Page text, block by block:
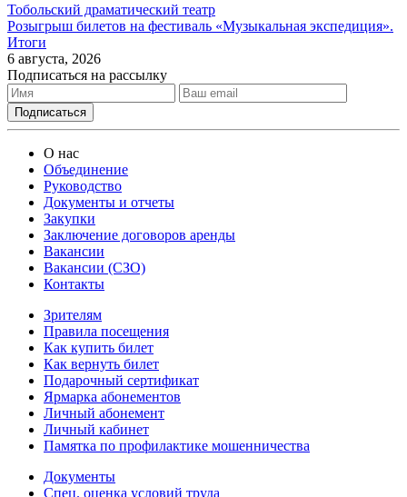
Тобольский драматический театр
Розыгрыш билетов на фестиваль «Музыкальная экспедиция».
Итоги
6 августа, 2026
Подписаться на рассылку
О нас
Объединение
Руководство
Документы и отчеты
Закупки
Заключение договоров аренды
Вакансии
Вакансии (СЗО)
Контакты
Зрителям
Правила посещения
Как купить билет
Как вернуть билет
Подарочный сертификат
Ярмарка абонементов
Личный абонемент
Личный кабинет
Памятка по профилактике мошенничества
Документы
Спец. оценка условий труда